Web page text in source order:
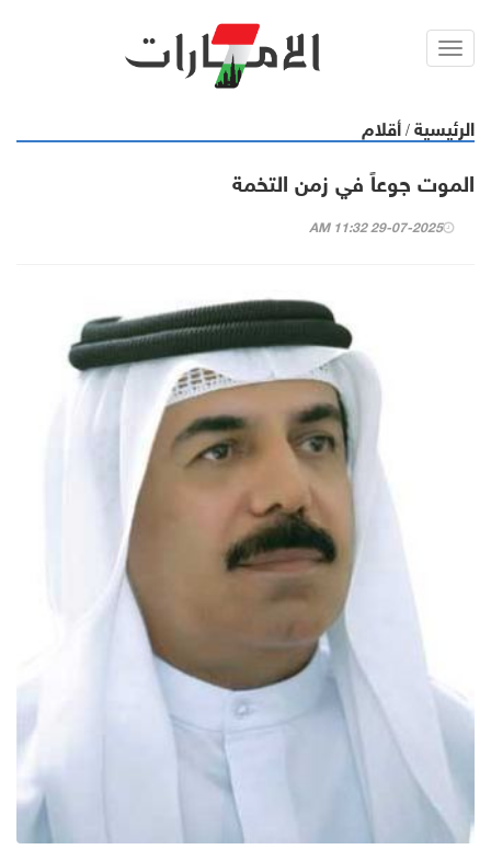
Toggl
الرئيسية / أقلام
الموت جوعاً في زمن التخمة
29-07-2025 11:32 AM